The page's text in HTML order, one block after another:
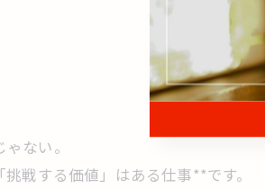
ない。
戦する価値」はある仕事**です。